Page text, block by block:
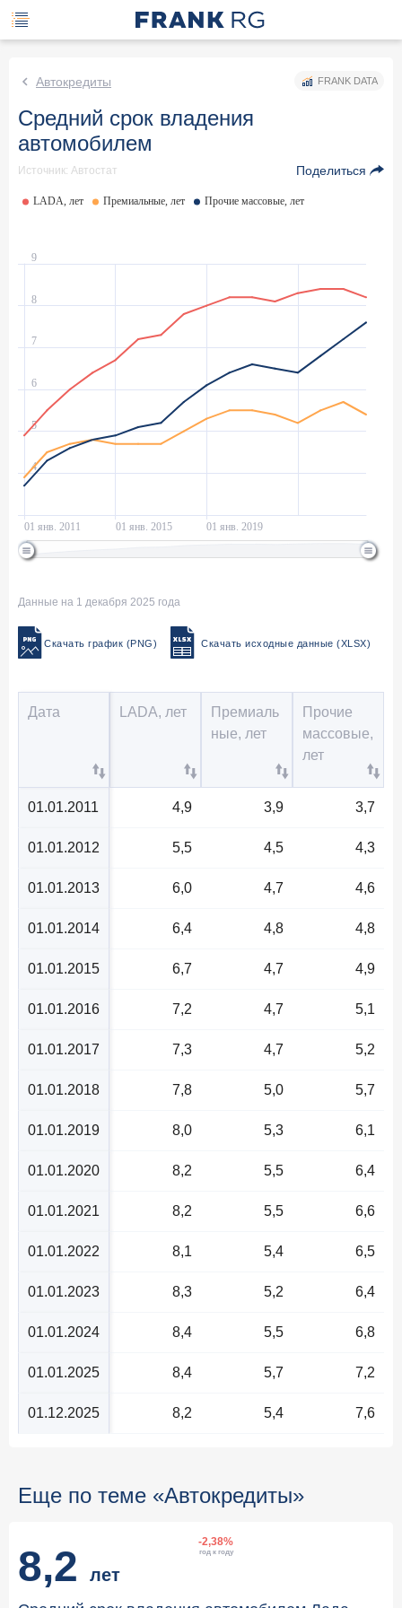
Автокредиты FRANK DATA
Средний срок владения
автомобилем
Поделиться
Источник: Автостат
Данные на 1 декабря 2025 года
Скачать график (PNG) Скачать исходные данные (XLSX)
Дата LADA, лет
Премиаль
ные, лет
Прочие
массовые,
лет
01.01.2011 4,9 3,9 3,7
01.01.2012 5,5 4,5 4,3
01.01.2013 6,0 4,7 4,6
01.01.2014 6,4 4,8 4,8
01.01.2015 6,7 4,7 4,9
01.01.2016 7,2 4,7 5,1
01.01.2017 7,3 4,7 5,2
01.01.2018 7,8 5,0 5,7
01.01.2019 8,0 5,3 6,1
01.01.2020 8,2 5,5 6,4
01.01.2021 8,2 5,5 6,6
01.01.2022 8,1 5,4 6,5
01.01.2023 8,3 5,2 6,4
01.01.2024 8,4 5,5 6,8
01.01.2025 8,4 5,7 7,2
01.12.2025 8,2 5,4 7,6
Еще по теме «Автокредиты»
8,2 лет
-2,38%
год к году